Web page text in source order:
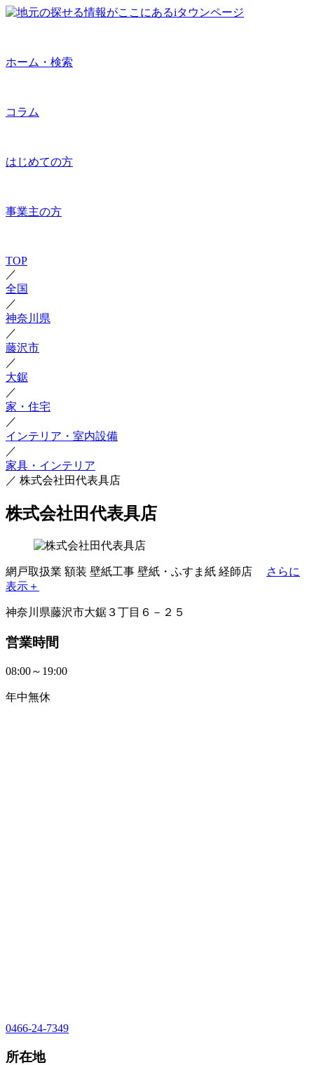
ホーム・検索
コラム
はじめての方
事業主の方
TOP
／
全国
／
神奈川県
／
藤沢市
／
大鋸
／
家・住宅
／
インテリア・室内設備
／
家具・インテリア
／ 株式会社田代表具店
株式会社田代表具店
網戸取扱業 額装 壁紙工事 壁紙・ふすま紙 経師店
さらに
表示＋
神奈川県藤沢市大鋸３丁目６－２５
営業時間
08:00～19:00
年中無休
0466-24-7349
所在地